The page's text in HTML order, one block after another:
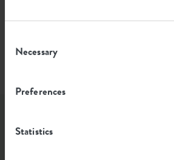
Selection
Necessary
Preferences
StatisticsLaat je